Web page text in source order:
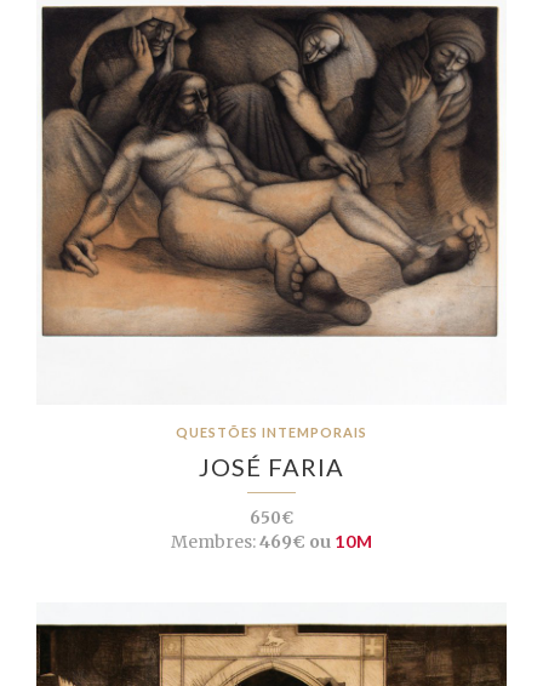
QUESTÕES INTEMPORAIS
JOSÉ FARIA
650€
Membres:469€ ou 10M